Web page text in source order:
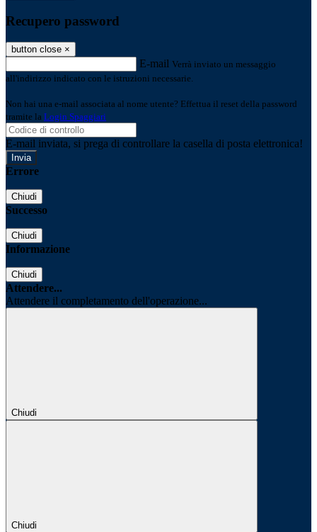
Recupero password
button close ×
E-mail Verrà inviato un messaggio
all'indirizzo indicato con le istruzioni necessarie.
Non hai una e-mail associata al nome utente? Effettua il reset della password
tramite la Login Spaggiari
E-mail inviata, si prega di controllare la casella di posta elettronica!
Errore
Chiudi
Successo
Chiudi
Informazione
Chiudi
Attendere...
Attendere il completamento dell'operazione...
Chiudi
Chiudi